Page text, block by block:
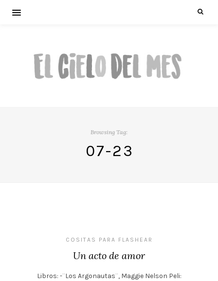
Browsing Tag:
07-23
COSITAS PARA FLASHEAR
Un acto de amor
Libros: -¨Los Argonautas¨, Maggie Nelson Peli: